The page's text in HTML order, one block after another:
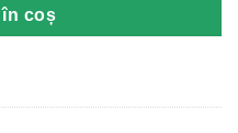
în coș